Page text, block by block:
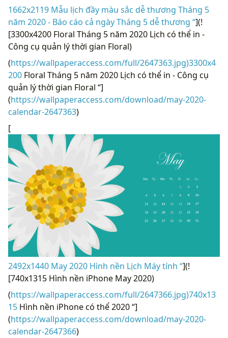
1662x2119 Mẫu lịch đầy màu sắc dễ thương Tháng 5
năm 2020 - Báo cáo cả ngày Tháng 5 dễ thương “](!
[3300x4200 Floral Tháng 5 năm 2020 Lịch có thể in -
Công cụ quản lý thời gian Floral)
(https://wallpaperaccess.com/full/2647363.jpg)3300x4
200 Floral Tháng 5 năm 2020 Lịch có thể in - Công cụ
quản lý thời gian Floral “]
(https://wallpaperaccess.com/download/may-2020-
calendar-2647363)
[
2492x1440 May 2020 Hình nền Lịch Máy tính “](!
[740x1315 Hình nền iPhone May 2020)
(https://wallpaperaccess.com/full/2647366.jpg)740x13
15 Hình nền iPhone có thể 2020 “]
(https://wallpaperaccess.com/download/may-2020-
calendar-2647366)